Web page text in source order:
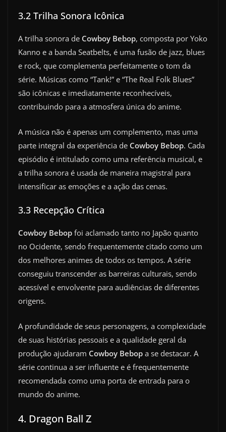
3.2 Trilha Sonora Icônica
A trilha sonora de Cowboy Bebop, composta por Yoko
Kanno e a banda Seatbelts, é uma fusão de jazz, blues
e rock, que complementa perfeitamente o tom da
série. Músicas como “Tank!” e “The Real Folk Blues”
são icônicas e imediatamente reconhecíveis,
contribuindo para a atmosfera única do anime.
A música não é apenas um complemento, mas uma
parte integral da experiência de Cowboy Bebop. Cada
episódio é intitulado como uma referência musical, e
a trilha sonora é usada de maneira magistral para
intensificar as emoções e a ação das cenas.
3.3 Recepção Crítica
Cowboy Bebop foi aclamado tanto no Japão quanto
no Ocidente, sendo frequentemente citado como um
dos melhores animes de todos os tempos. A série
conseguiu transcender as barreiras culturais, sendo
acessível e envolvente para audiências de diferentes
origens.
A profundidade de seus personagens, a complexidade
de suas histórias pessoais e a qualidade geral da
produção ajudaram Cowboy Bebop a se destacar. A
série continua a ser influente e é frequentemente
recomendada como uma porta de entrada para o
mundo do anime.
4. Dragon Ball Z